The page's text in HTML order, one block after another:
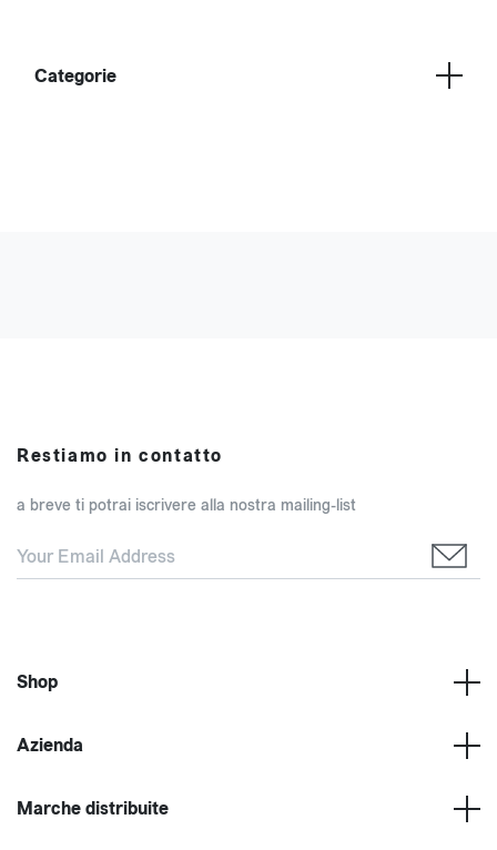
Categorie
Restiamo in contatto
a breve ti potrai iscrivere alla nostra mailing-list
Shop
Azienda
Marche distribuite